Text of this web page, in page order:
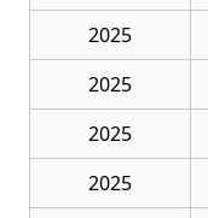
2025
2025
2025
2025